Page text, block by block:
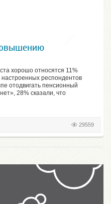
хорошо относятся 11%
респондентов
отодвигать пенсионный
28% сказали, что
29559